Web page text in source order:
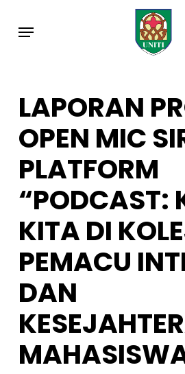
Menu
LAPORAN
OPEN MIC
PLATFORM
“PODCAST:
KITA DI
PEMACU
DAN